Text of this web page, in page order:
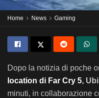
Home News Gaming
Dopo la notizia di poche
location di Far Cry 5,
minuti, in collaborazione